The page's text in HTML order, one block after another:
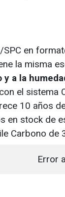
en
la misma
a la
el sistema
10 años
en stock de
Carbono de
Error